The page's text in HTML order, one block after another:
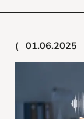
01.06.2025